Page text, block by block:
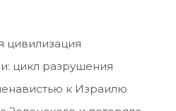
цивилизация
цикл разрушения
к Израилю